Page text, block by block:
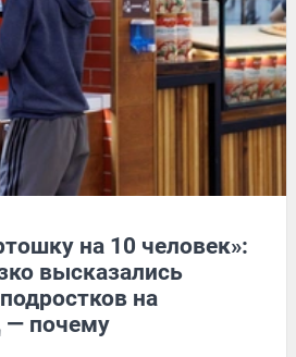
на 10 человек»:
высказались
на
— почему